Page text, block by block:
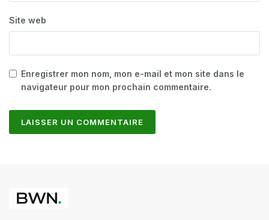
Site web
Enregistrer mon nom, mon e-mail et mon site dans le
navigateur pour mon prochain commentaire.